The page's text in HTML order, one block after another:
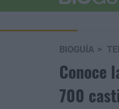
BIOGUÍA
Conoce
700